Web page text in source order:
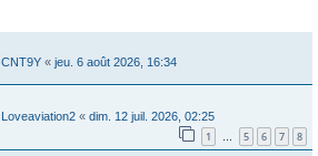
CNT9Y « jeu. 6 août 2026, 16:34
Loveaviation2 « dim. 12 juil. 2026, 02:25
1 … 5 6 7 8